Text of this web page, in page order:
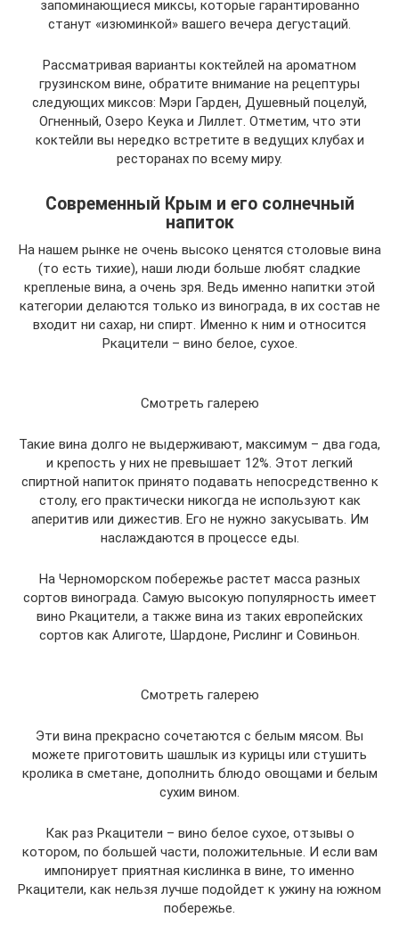
запоминающиеся миксы, которые гарантированно
станут «изюминкой» вашего вечера дегустаций.
Рассматривая варианты коктейлей на ароматном
грузинском вине, обратите внимание на рецептуры
следующих миксов: Мэри Гарден, Душевный поцелуй,
Огненный, Озеро Кеука и Лиллет. Отметим, что эти
коктейли вы нередко встретите в ведущих клубах и
ресторанах по всему миру.
Современный Крым и его солнечный
напиток
На нашем рынке не очень высоко ценятся столовые вина
(то есть тихие), наши люди больше любят сладкие
крепленые вина, а очень зря. Ведь именно напитки этой
категории делаются только из винограда, в их состав не
входит ни сахар, ни спирт. Именно к ним и относится
Ркацители – вино белое, сухое.
Смотреть галерею
Такие вина долго не выдерживают, максимум – два года,
и крепость у них не превышает 12%. Этот легкий
спиртной напиток принято подавать непосредственно к
столу, его практически никогда не используют как
аперитив или дижестив. Его не нужно закусывать. Им
наслаждаются в процессе еды.
На Черноморском побережье растет масса разных
сортов винограда. Самую высокую популярность имеет
вино Ркацители, а также вина из таких европейских
сортов как Алиготе, Шардоне, Рислинг и Совиньон.
Смотреть галерею
Эти вина прекрасно сочетаются с белым мясом. Вы
можете приготовить шашлык из курицы или стушить
кролика в сметане, дополнить блюдо овощами и белым
сухим вином.
Как раз Ркацители – вино белое сухое, отзывы о
котором, по большей части, положительные. И если вам
импонирует приятная кислинка в вине, то именно
Ркацители, как нельзя лучше подойдет к ужину на южном
побережье.